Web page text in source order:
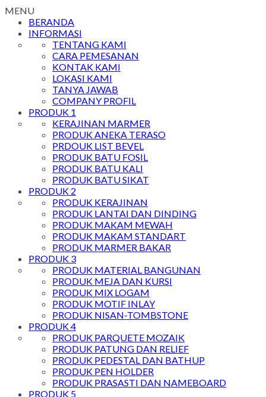
MENU
BERANDA
INFORMASI
TENTANG KAMI
CARA PEMESANAN
KONTAK KAMI
LOKASI KAMI
TANYA JAWAB
COMPANY PROFIL
PRODUK 1
KERAJINAN MARMER
PRODUK ANEKA TERASO
PRDOUK LIST BEVEL
PRODUK BATU FOSIL
PRODUK BATU KALI
PRODUK BATU SIKAT
PRODUK 2
PRODUK KERAJINAN
PRODUK LANTAI DAN DINDING
PRODUK MAKAM MEWAH
PRODUK MAKAM STANDART
PRODUK MARMER BAKAR
PRODUK 3
PRODUK MATERIAL BANGUNAN
PRODUK MEJA DAN KURSI
PRODUK MIX LOGAM
PRODUK MOTIF INLAY
PRODUK NISAN-TOMBSTONE
PRODUK 4
PRODUK PARQUETE MOZAIK
PRODUK PATUNG DAN RELIEF
PRODUK PEDESTAL DAN BATHUP
PRODUK PEN HOLDER
PRODUK PRASASTI DAN NAMEBOARD
PRODUK 5